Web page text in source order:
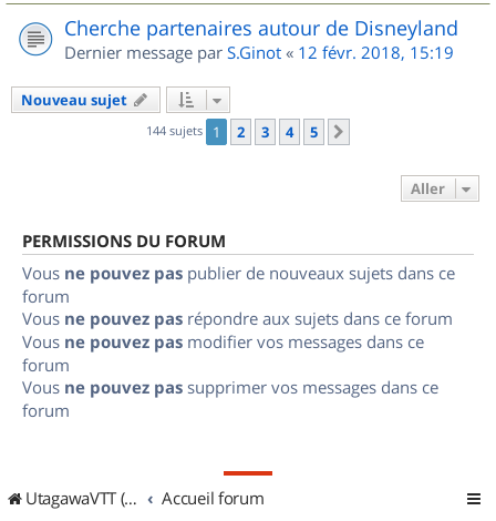
Cherche partenaires autour de Disneyland
Dernier message par S.Ginot « 12 févr. 2018, 15:19
Nouveau sujet
144 sujets 1 2 3 4 5
Aller
PERMISSIONS DU FORUM
Vous ne pouvez pas publier de nouveaux sujets dans ce
forum
Vous ne pouvez pas répondre aux sujets dans ce forum
Vous ne pouvez pas modifier vos messages dans ce
forum
Vous ne pouvez pas supprimer vos messages dans ce
forum
UtagawaVTT (Randos VTT et VTTAE avec traces GPS) Accueil forum